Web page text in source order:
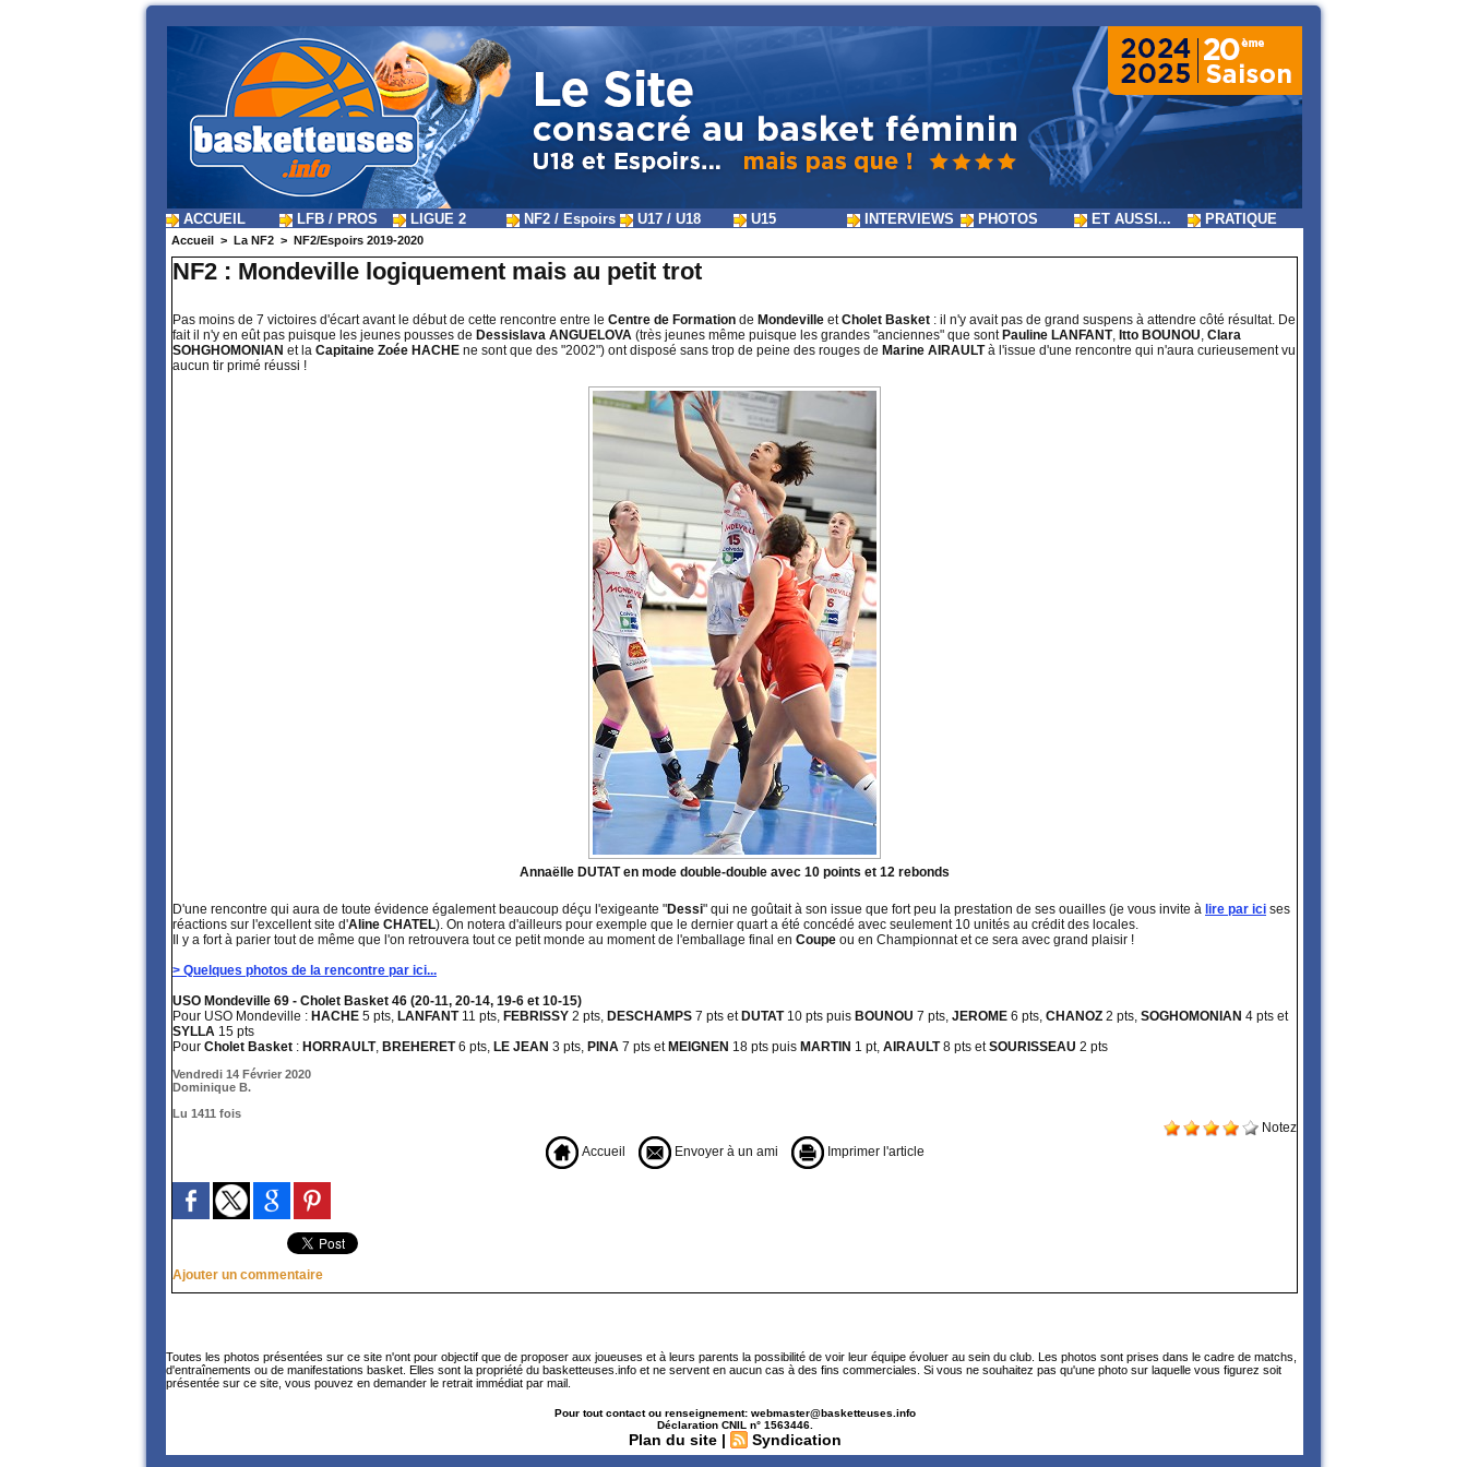
ACCUEIL LFB / PROS LIGUE 2 NF2 / Espoirs U17 / U18 U15 INTERVIEWS PHOTOS ET AUSSI... PRATIQUE
Accueil > La NF2 > NF2/Espoirs 2019-2020
NF2 : Mondeville logiquement mais au petit trot
Pas moins de 7 victoires d'écart avant le début de cette rencontre entre le Centre de Formation de Mondeville etCholet Basket : il n'y avait pas de grand suspens à attendre côté résultat. De
fait il n'y en eût pas puisque les jeunes pousses de Dessislava ANGUELOVA (très jeunes même puisque les grandes "anciennes" que sont Pauline LANFANT, Itto BOUNOU, Clara
SOHGHOMONIAN et la Capitaine Zoée HACHE ne sont que des "2002") ont disposé sans trop de peine des rouges de Marine AIRAULTà l'issue d'une rencontre qui n'aura curieusement vu
aucun tir primé réussi !
Annaëlle DUTAT en mode double-double avec 10 points et 12 rebonds
D'une rencontre qui aura de toute évidence également beaucoup déçu l'exigeante "Dessi" qui ne goûtait à son issue que fort peu la prestation de ses ouailles (je vous invite à lire par ici ses
réactions sur l'excellent site d'Aline CHATEL). On notera d'ailleurs pour exemple que le dernier quart a été concédé avec seulement 10 unités au crédit des locales.
Il y a fort à parier tout de même que l'on retrouvera tout ce petit monde au moment de l'emballage final en Coupe ou en Championnat et ce sera avec grand plaisir !
> Quelques photos de la rencontre par ici...
USO Mondeville 69 - Cholet Basket 46 (20-11, 20-14, 19-6 et 10-15)
Pour USO Mondeville : HACHE 5 pts, LANFANT 11 pts, FEBRISSY 2 pts, DESCHAMPS 7 pts et DUTAT 10 pts puis BOUNOU 7 pts, JEROME 6 pts, CHANOZ 2 pts, SOGHOMONIAN 4 pts et
SYLLA 15 pts
Pour Cholet Basket : HORRAULT, BREHERET6 pts, LE JEAN 3 pts, PINA 7 pts et MEIGNEN 18 pts puis MARTIN 1 pt, AIRAULT8 pts etSOURISSEAU 2 pts
Vendredi 14 Février 2020
Dominique B.
Lu 1411 fois
Notez
Accueil
Envoyer à un ami Imprimer l'article
Ajouter un commentaire
Toutes les photos présentées sur ce site n'ont pour objectif que de proposer aux joueuses et à leurs parents la possibilité de voir leur équipe évoluer au sein du club. Les photos sont prises dans le cadre de matchs,
d'entraînements ou de manifestations basket. Elles sont la propriété du basketteuses.info et ne servent en aucun cas à des fins commerciales. Si vous ne souhaitez pas qu'une photo sur laquelle vous figurez soit
présentée sur ce site, vous pouvez en demander le retrait immédiat par mail.
Pour tout contact ou renseignement: webmaster@basketteuses.info
Déclaration CNIL n° 1563446.
Plan du site | Syndication